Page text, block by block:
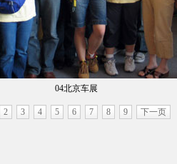
04北京车展
2 3 4 5 6 7 8 9 下一页